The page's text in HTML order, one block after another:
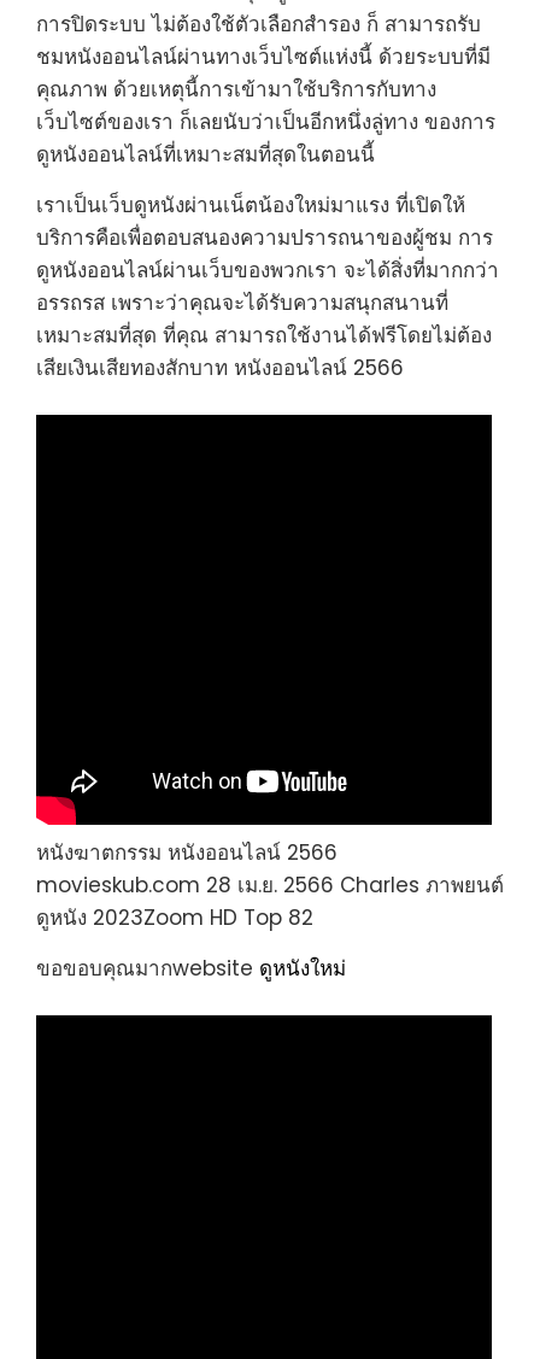
การปิดระบบ ไม่ต้องใช้ตัวเลือกสำรอง ก็ สามารถรับ
ชมหนังออนไลน์ผ่านทางเว็บไซต์แห่งนี้ ด้วยระบบที่มี
คุณภาพ ด้วยเหตุนี้การเข้ามาใช้บริการกับทาง
เว็บไซต์ของเรา ก็เลยนับว่าเป็นอีกหนึ่งลู่ทาง ของการ
ดูหนังออนไลน์ที่เหมาะสมที่สุดในตอนนี้
เราเป็นเว็บดูหนังผ่านเน็ตน้องใหม่มาแรง ที่เปิดให้
บริการคือเพื่อตอบสนองความปรารถนาของผู้ชม การ
ดูหนังออนไลน์ผ่านเว็บของพวกเรา จะได้สิ่งที่มากกว่า
อรรถรส เพราะว่าคุณจะได้รับความสนุกสนานที่
เหมาะสมที่สุด ที่คุณ สามารถใช้งานได้ฟรีโดยไม่ต้อง
เสียเงินเสียทองสักบาท หนังออนไลน์ 2566
หนังฆาตกรรม หนังออนไลน์ 2566
movieskub.com 28 เม.ย. 2566 Charles ภาพยนต์
ดูหนัง 2023Zoom HD Top 82
ขอขอบคุณมากwebsite ดูหนังใหม่